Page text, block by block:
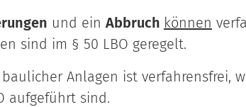
und ein Abbruch können
sind im § 50 LBO geregelt.
Anlagen ist verfahrensfrei,
aufgeführt sind.